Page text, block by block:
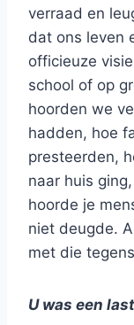
verraad en
dat ons leven
officieuze
school of op
hoorden we
hadden, hoe
presteerden,
naar huis
hoorde je
niet deugde.
met die
U was een